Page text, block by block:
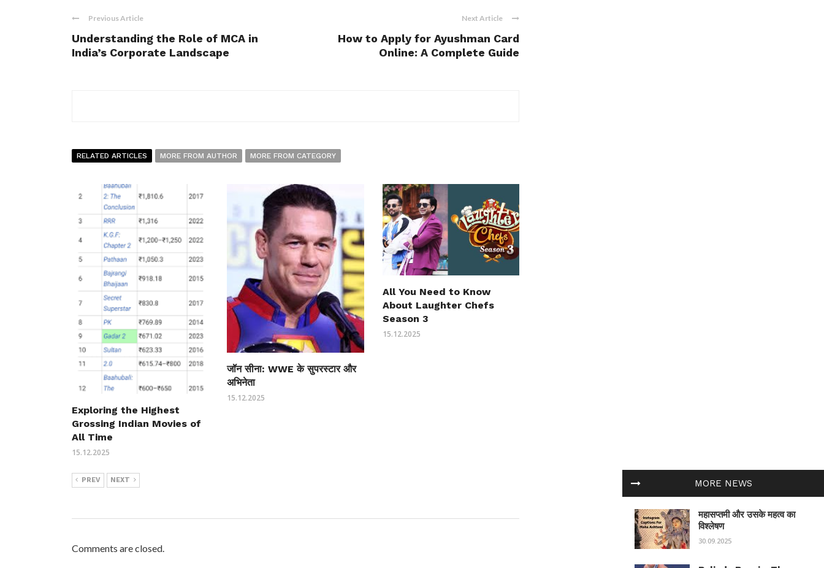
Previous Article
Understanding the Role of MCA in
India’s Corporate Landscape
Next Article
How to Apply for Ayushman Card
Online: A Complete Guide
RELATED ARTICLES MORE FROM AUTHOR MORE FROM CATEGORY
Exploring the Highest
Grossing Indian Movies of
All Time
15.12.2025
जॉन सीना: WWE के सुपरस्टार और
अभिनेता
15.12.2025
All You Need to Know
About Laughter Chefs
Season 3
15.12.2025
PREV NEXT
Comments are closed.
MORE NEWS
महासप्तमी और उसके महत्व का
विश्लेषण
30.09.2025